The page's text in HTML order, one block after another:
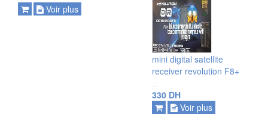
Voir plus
ajouter
voir plus
mini digital satellite
receiver revolution F8+
...
330 DH
Voir plus